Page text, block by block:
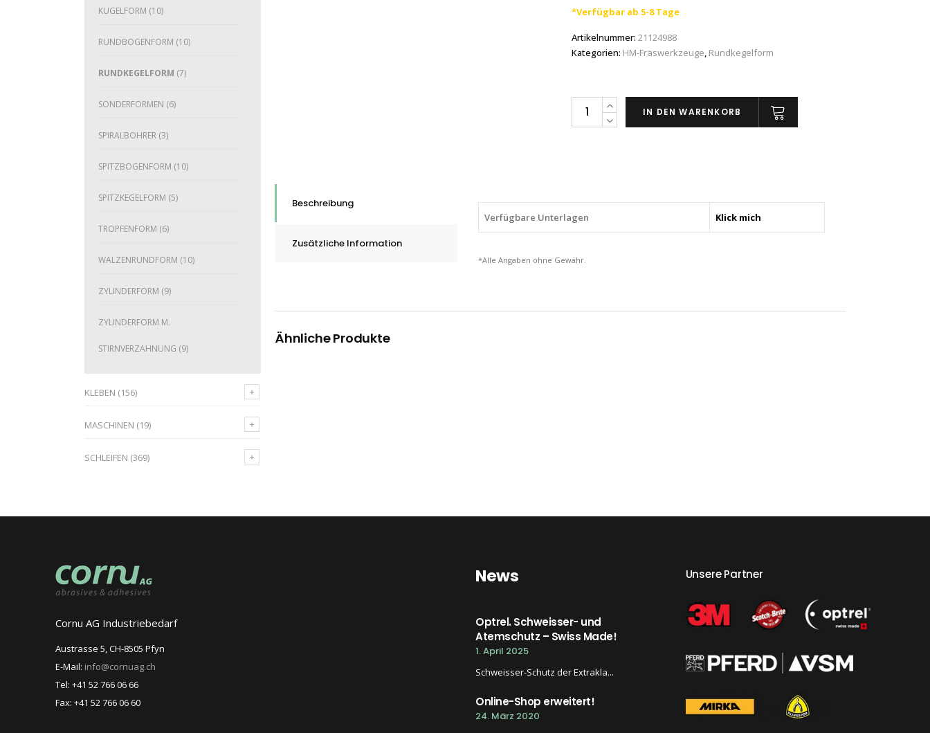
KUGELFORM (10)
RUNDBOGENFORM (10)
RUNDKEGELFORM (7)
SONDERFORMEN (6)
SPIRALBOHRER (3)
SPITZBOGENFORM (10)
SPITZKEGELFORM (5)
TROPFENFORM (6)
WALZENRUNDFORM (10)
ZYLINDERFORM (9)
ZYLINDERFORM M.
STIRNVERZAHNUNG (9)
KLEBEN (156)
MASCHINEN (19)
SCHLEIFEN (369)
*Verfügbar ab 5-8 Tage
Artikelnummer: 21124988
Kategorien: HM-Fräswerkzeuge, Rundkegelform
PFERD
Aluminium/NE-
Metalle,
-
IN DEN WARENKORB
Beschreibung
Zusätzliche Information
Verfügbare Unterlagen Klick mich
*Alle Angaben ohne Gewähr.
Ähnliche Produkte
Cornu AG Industriebedarf
Austrasse 5, CH-8505 Pfyn
E-Mail: info@cornuag.ch
Tel: +41 52 766 06 66
Fax: +41 52 766 06 60
News
Optrel. Schweisser- und
Atemschutz – Swiss Made!
1. April 2025
Schweisser-Schutz der Extrakla...
Online-Shop erweitert!
24. März 2020
Unsere Partner